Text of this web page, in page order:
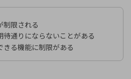
制限される
通りにならないことがある
きる機能に制限がある